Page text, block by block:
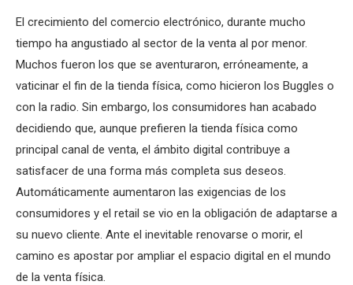
El crecimiento del comercio electrónico, durante mucho
tiempo ha angustiado al sector de la venta al por menor.
Muchos fueron los que se aventuraron, erróneamente, a
vaticinar el fin de la tienda física, como hicieron los Buggles o
con la radio. Sin embargo, los consumidores han acabado
decidiendo que, aunque prefieren la tienda física como
principal canal de venta, el ámbito digital contribuye a
satisfacer de una forma más completa sus deseos.
Automáticamente aumentaron las exigencias de los
consumidores y el retail se vio en la obligación de adaptarse a
su nuevo cliente. Ante el inevitable renovarse o morir, el
camino es apostar por ampliar el espacio digital en el mundo
de la venta física.